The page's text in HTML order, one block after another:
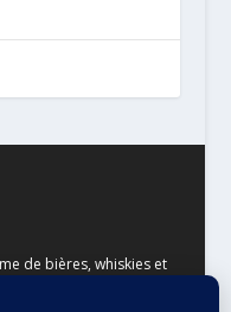
de bières, whiskies et